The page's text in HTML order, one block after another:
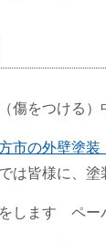
傷をつける）
市の外壁塗装
は皆様に、
します ペー